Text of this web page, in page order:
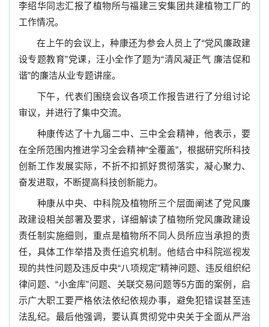
李绍华同志汇报了植物所与福建三安集团共建植物工厂的
工作情况。
在上午的会议上，种康还为参会人员上了“党风廉政建
设专题教育”党课，汪小全作了题为“清风凝正气 廉洁促和
谐”的廉洁从业专题讲座。
下午，代表们围绕会议各项工作报告进行了分组讨论
审议，并进行了集中交流。
种康传达了十九届二中、三中全会精神，他表示，要
在全所范围内推进学习全会精神“全覆盖”，根据研究所科技
创新工作发展实际，不折不扣抓好贯彻落实，凝心聚力、
奋发进取，不断提高科技创新能力。
种康从中央、中科院及植物所三个层面阐述了党风廉
政建设相关部署及要求，详细解读了植物所党风廉政建设
责任制实施细则，重点是植物所不同人员所应当承担的责
任，具体工作举措及责任追究机制。他结合中科院巡视发
现的共性问题及违反中央“八项规定”精神问题、违反组织纪
律问题、“小金库”问题、关联交易问题等5方面的案例，启
示广大职工要严格依法依纪依规办事，避免犯错误甚至违
法乱纪。最后他强调，要认真贯彻党中央关于全面从严治